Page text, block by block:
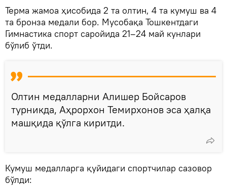
Терма жамоа ҳисобида 2 та олтин, 4 та кумуш ва 4
та бронза медали бор. Мусобақа Тошкентдаги
Гимнастика спорт саройида 21–24 май кунлари
бўлиб ўтди.
Олтин медалларни Алишер Бойсаров
турникда, Аҳрорхон Темирхонов эса ҳалқа
машқида қўлга киритди.
Кумуш медалларга қуйидаги спортчилар сазовор
бўлди: